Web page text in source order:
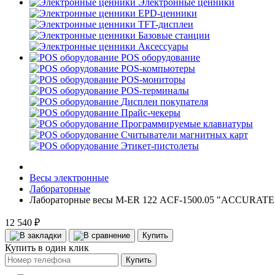
Электронные ценники
EPD-ценники
TFT-дисплеи
Базовые станции
Аксессуары
POS оборудование
POS-компьютеры
POS-мониторы
POS-терминалы
Дисплеи покупателя
Прайс-чекеры
Программируемые клавиатуры
Считыватели магнитных карт
Этикет-пистолеты
Весы электронные
Лабораторные
Лабораторные весы M-ER 122 АCF-1500.05
12 540 ₽
Купить
Купить в один клик
Купить